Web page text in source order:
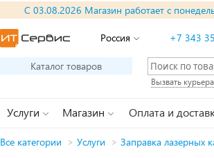
С 03.08.2026 Магазин работает с
Россия +7 343
Каталог товаров
Вызвать курьера
Услуги Магазин Оплата и
Все категории > Услуги > Заправка лазерных